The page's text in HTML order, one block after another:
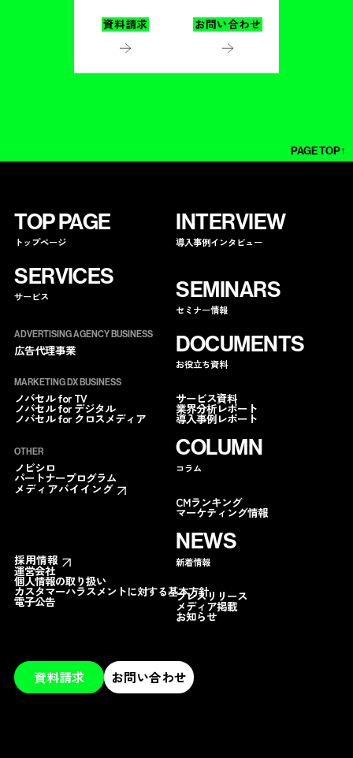
資料請求 お問い合わせ
PAGE TOP↑
TOP PAGE
トップページ
INTERVIEW
導入事例インタビュー
COLUMN
コラム
CMランキング
マーケティング情報
SERVICES
サービス
ADVERTISING AGENCY BUSINESS
広告代理事業
MARKETING DX BUSINESS
ノバセル for TV
ノバセル for デジタル
ノバセル for クロスメディア
OTHER
ノビシロ
パートナープログラム
メディアバイイング
NEWS
新着情報
プレスリリース
メディア掲載
お知らせ
SEMINARS
セミナー情報
DOCUMENTS
お役立ち資料
サービス資料
業界分析レポート
導入事例レポート
採用情報
運営会社
個人情報の取り扱い
カスタマーハラスメントに対する基本方針
電子公告
資料請求 お問い合わせ